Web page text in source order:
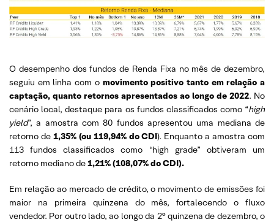
O desempenho dos fundos de Renda Fixa no mês de dezembro,
seguiu em linha com o movimento positivo tanto em relação a
captação, quanto retornos apresentados ao longo de 2022. No
cenário local, destaque para os fundos classificados como “high
yield”, a amostra com 80 fundos apresentou uma mediana de
retorno de 1,35% (ou 119,94% do CDI). Enquanto a amostra com
113 fundos classificados como “high grade” obtiveram um
retorno mediano de1,21% (108,07% do CDI).
Em relação ao mercado de crédito, o movimento de emissões foi
maior na primeira quinzena do mês, fortalecendo o fluxo
vendedor. Por outro lado, ao longo da 2° quinzena de dezembro, o